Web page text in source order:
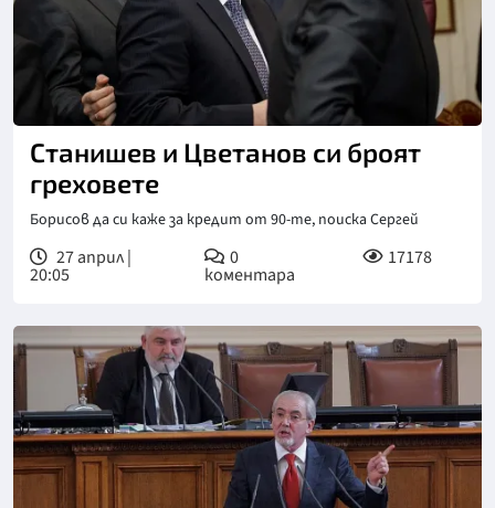
Станишев и Цветанов си броят
греховете
Борисов да си каже за кредит от 90-те, поиска Сергей
27 април |
20:05
0
коментара
17178